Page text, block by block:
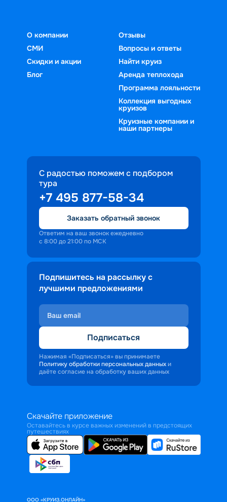
О компании
СМИ
Скидки и акции
Блог
Отзывы
Вопросы и ответы
Найти круиз
Аренда теплохода
Программа лояльности
Коллекция выгодных
круизов
Круизные компании и
наши партнеры
С радостью поможем с подбором
тура
+7 495 877-58-34
Заказать обратный звонок
Ответим на ваш звонок ежедневно
с 8:00 до 21:00 по МСК
Подпишитесь на рассылку с
лучшими предложениями
Подписаться
Нажимая «Подписаться» вы принимаете
Политику обработки персональных данных и
даёте согласие на обработку ваших данных
Скачайте приложение
Оставайтесь в курсе важных изменений в предстоящих
путешествиях
ООО «КРУИЗ.ОНЛАЙН»